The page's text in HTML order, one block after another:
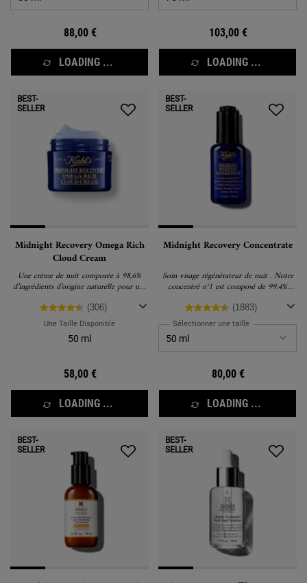
88,00 €
LOADING ...
103,00 €
LOADING ...
BEST-
SELLER
Midnight Recovery Omega Rich
Cloud Cream
Une crème de nuit composée à 98,6%
d’ingrédients d’origine naturelle pour une
(306)
Une Taille Disponible
50 ml
58,00 €
LOADING ...
BEST-
SELLER
Midnight Recovery Concentrate
Soin visage régénérateur de nuit . Notre
concentré n°1 est composé de 99.4%
une peau régénérée au réveil.
(1883)
Sélectionner une taille
80,00 €
LOADING ...
BEST-
SELLER
BEST-
SELLER